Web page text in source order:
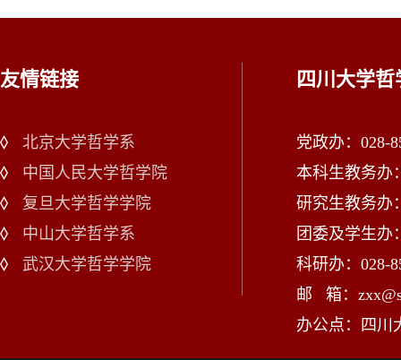
友情链接
北京大学哲学系
中国人民大学哲学院
复旦大学哲学学院
中山大学哲学系
武汉大学哲学学院
四川大学哲
党政办：028-
本科生教务办
研究生教务办
团委及学生办
科研办：028-
邮 箱：
办公点：四川